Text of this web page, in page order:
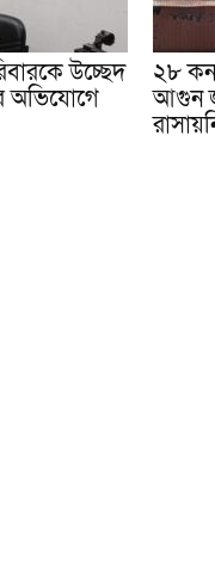
উচ্ছেদ
অভিযোগে
২৮
আগুন